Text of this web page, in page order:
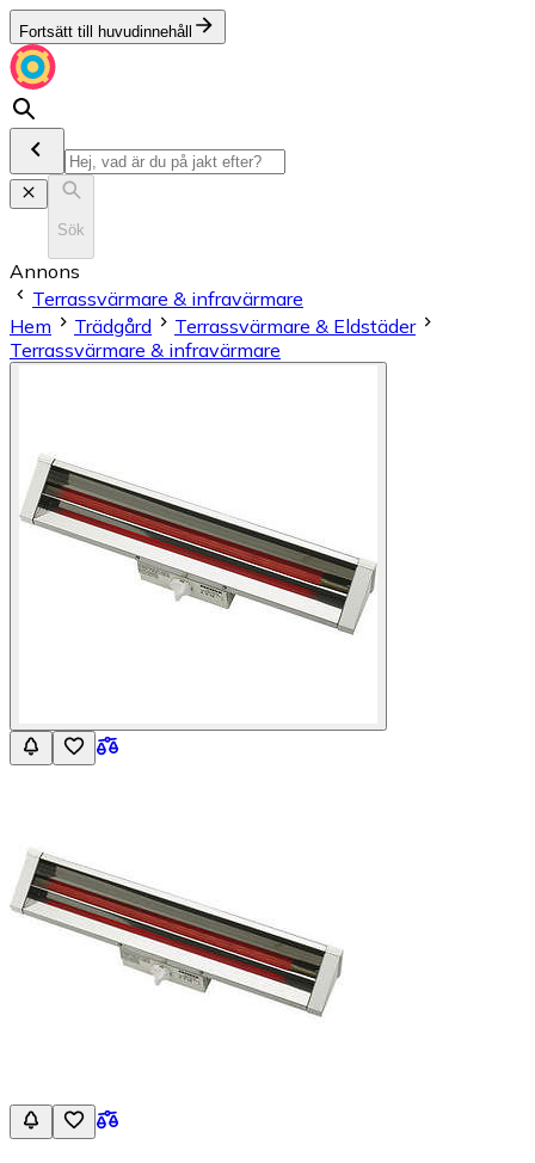
Fortsätt till huvudinnehåll
Sök
Annons
Terrassvärmare & infravärmare
Hem
Trädgård
Terrassvärmare & Eldstäder
Terrassvärmare & infravärmare